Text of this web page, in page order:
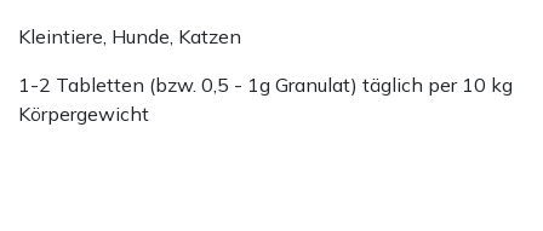
Kleintiere, Hunde, Katzen
1-2 Tabletten (bzw. 0,5 - 1g Granulat) täglich per 10 kg
Körpergewicht